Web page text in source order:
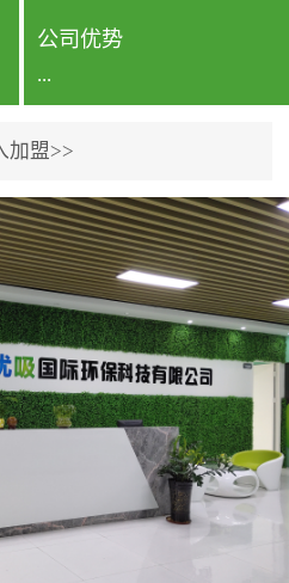
公司优势
...
专利保护优势、双甲资质
企业（“室内环境净化治理
甲级施工资质”“室内环境
污染治理资质等级证
书”）、拥有多名高级《环
境工程高级工程师》室内
空气治理资格认证的治理
人员、掌握室内空气净化
治理实用技术和五项专利
技术、八项计算机软件著
作权登记证书等。研发实
加盟>>